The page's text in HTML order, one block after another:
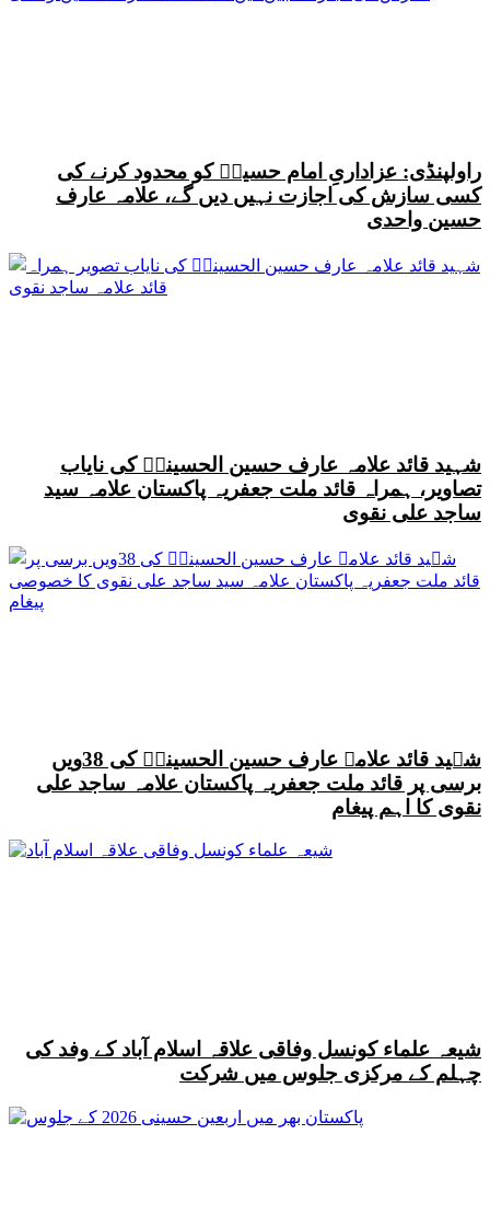
راولپنڈی: عزاداریِ امام حسینؑ کو محدود کرنے کی
کسی سازش کی اجازت نہیں دیں گے، علامہ عارف
حسین واحدی
شہید قائد علامہ عارف حسین الحسینیؒ کی نایاب
تصاویر، ہمراہ قائد ملت جعفریہ پاکستان علامہ سید
ساجد علی نقوی
شہید قائد علامہ عارف حسین الحسینیؒ کی 38ویں
برسی پر قائد ملت جعفریہ پاکستان علامہ ساجد علی
نقوی کا اہم پیغام
شیعہ علماء کونسل وفاقی علاقہ اسلام آباد کے وفد کی
چہلم کے مرکزی جلوس میں شرکت